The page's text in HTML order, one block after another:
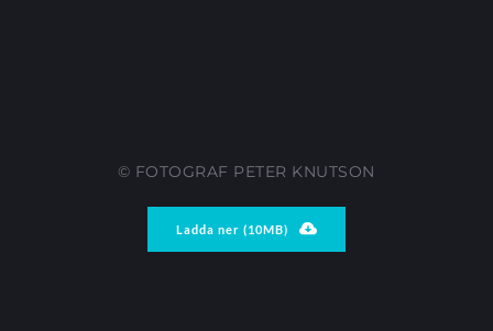
© FOTOGRAF PETER KNUTSON
Ladda ner (10MB)